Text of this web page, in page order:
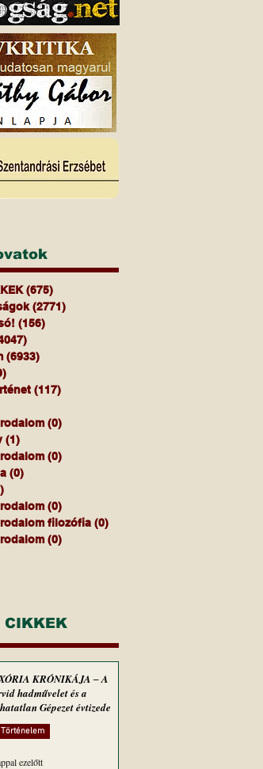
(675)
(2771)
(156)
(6933)
(117)
(0)
(1)
(0)
(0)
(0)
filozófia (0)
(0)
CIKKEK
KRÓNIKÁJA ‒ A
hadművelet és a
Gépezet évtizede
Történelem
ezelőtt